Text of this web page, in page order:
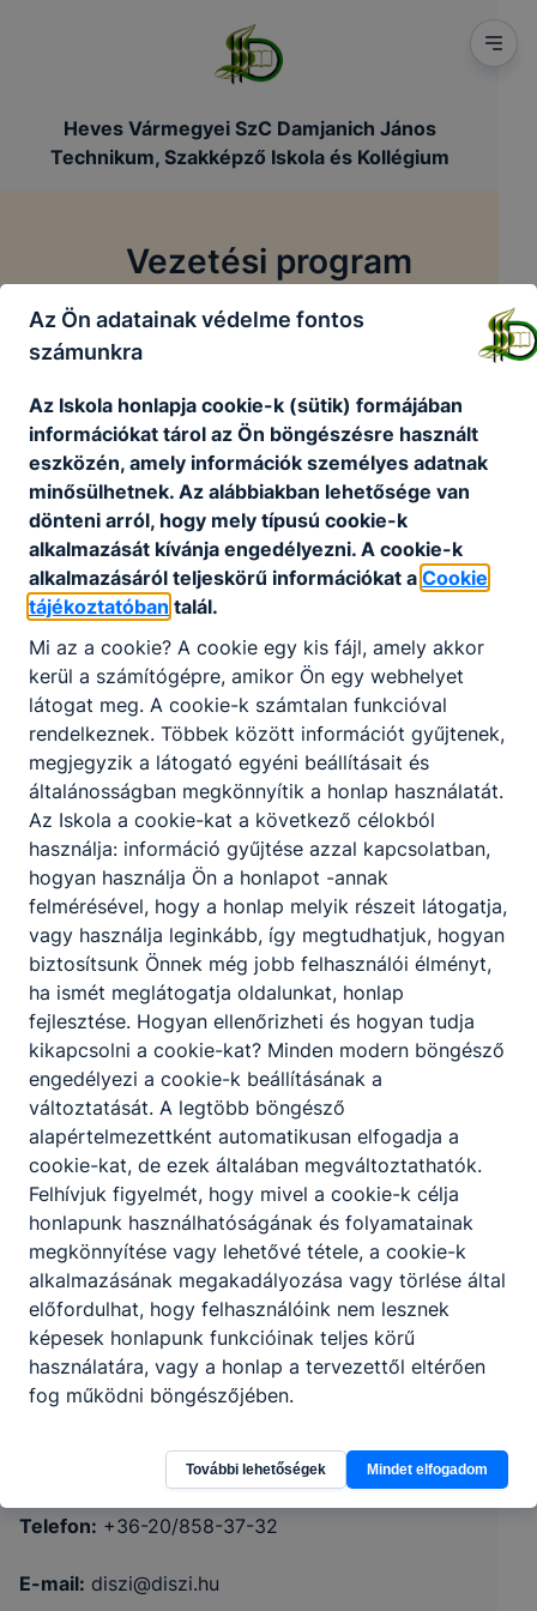
Heves Vármegyei SzC Damjanich János
Technikum, Szakképző Iskola és Kollégium
Vezetési program
Főoldal / Szakmai dokumentumok / Vezetési program
Vezetői program
Vezetői program
Letöltés
Partnereink
Heves Vármegyei SzC Damjanich János
Technikum, Szakképző Iskola és Kollégium
Telefon: +36-20/858-37-32
E-mail: diszi@diszi.hu
Az Ön adatainak védelme fontos
számunkra
Az Iskola honlapja cookie-k (sütik) formájában
információkat tárol az Ön böngészésre használt
eszközén, amely információk személyes adatnak
minősülhetnek. Az alábbiakban lehetősége van
dönteni arról, hogy mely típusú cookie-k
alkalmazását kívánja engedélyezni. A cookie-k
alkalmazásáról teljeskörű információkat a Cookie
tájékoztatóban talál.
Mi az a cookie? A cookie egy kis fájl, amely akkor
kerül a számítógépre, amikor Ön egy webhelyet
látogat meg. A cookie-k számtalan funkcióval
rendelkeznek. Többek között információt gyűjtenek,
megjegyzik a látogató egyéni beállításait és
általánosságban megkönnyítik a honlap használatát.
Az Iskola a cookie-kat a következő célokból
használja: információ gyűjtése azzal kapcsolatban,
hogyan használja Ön a honlapot -annak
felmérésével, hogy a honlap melyik részeit látogatja,
vagy használja leginkább, így megtudhatjuk, hogyan
biztosítsunk Önnek még jobb felhasználói élményt,
ha ismét meglátogatja oldalunkat, honlap
fejlesztése. Hogyan ellenőrizheti és hogyan tudja
kikapcsolni a cookie-kat? Minden modern böngésző
engedélyezi a cookie-k beállításának a
változtatását. A legtöbb böngésző
alapértelmezettként automatikusan elfogadja a
cookie-kat, de ezek általában megváltoztathatók.
Felhívjuk figyelmét, hogy mivel a cookie-k célja
honlapunk használhatóságának és folyamatainak
megkönnyítése vagy lehetővé tétele, a cookie-k
alkalmazásának megakadályozása vagy törlése által
előfordulhat, hogy felhasználóink nem lesznek
képesek honlapunk funkcióinak teljes körű
használatára, vagy a honlap a tervezettől eltérően
fog működni böngészőjében.
További lehetőségek Mindet elfogadom